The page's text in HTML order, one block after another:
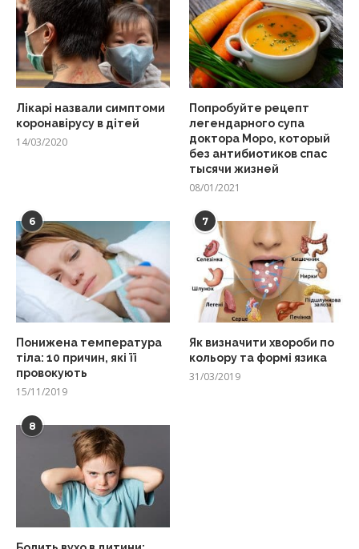
Лікарі назвали симптоми
коронавірусу в дітей
14/03/2020
Попробуйте рецепт
легендарного супа
доктора Моро, который
без антибиотиков спас
тысячи жизней
08/01/2021
6
Понижена температура
тіла: 10 причин, які її
провокують
15/11/2019
7
Як визначити хвороби по
кольору та формі язика
31/03/2019
8